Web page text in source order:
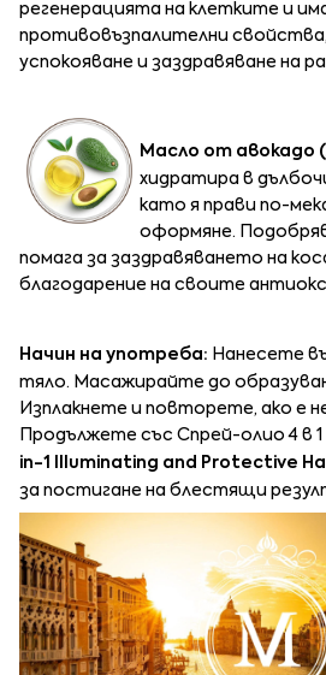
регенерацията на клетките и
противовъзпалителни
успокояване и заздравяване на
Масло от авокадо (
хидратира в
като я прави по-
оформяне.
помага за заздравяването на
благодарение на своите
Начин на употреба: Нанесете
тяло. Масажирайте до
Изплакнете и повторете, ако е
Продължете със Спрей-олио 4 в 1
in-1
Illuminating and Protective
за постигане на блестящи